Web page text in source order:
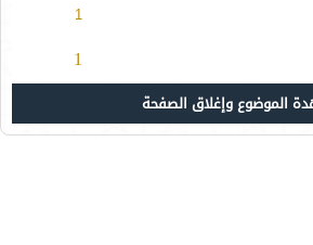
1
1
الموضوع وإغلاق الصفحة